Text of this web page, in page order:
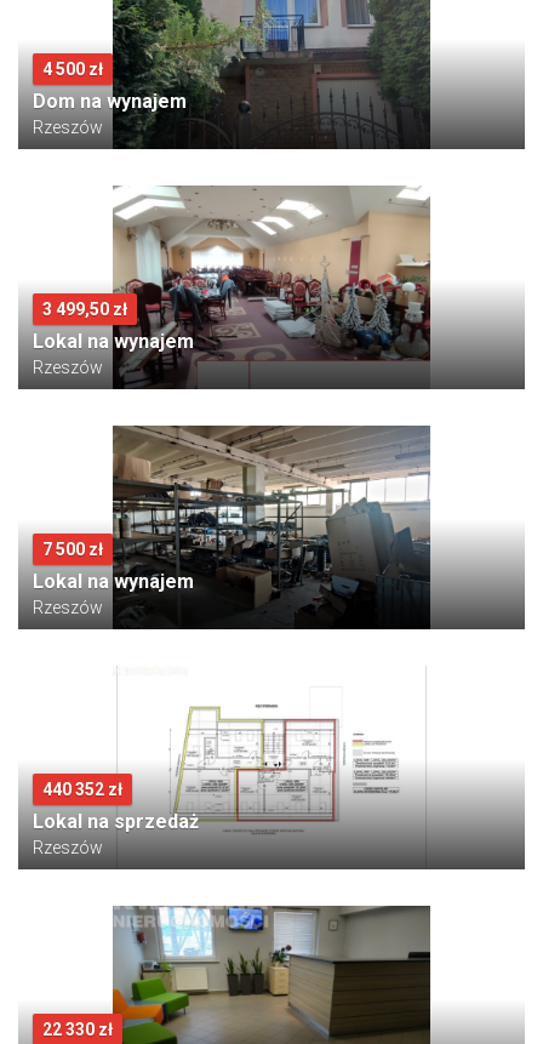
4 500 zł
Dom na wynajem
Rzeszów
3 499,50 zł
Lokal na wynajem
Rzeszów
7 500 zł
Lokal na wynajem
Rzeszów
440 352 zł
Lokal na sprzedaż
Rzeszów
22 330 zł